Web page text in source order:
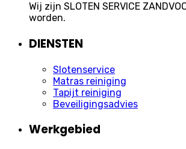
Wij zijn SLOTEN SERVICE
worden.
DIENSTEN
Slotenservice
Matras reiniging
Tapijt reiniging
Beveiligingsadvies
Werkgebied